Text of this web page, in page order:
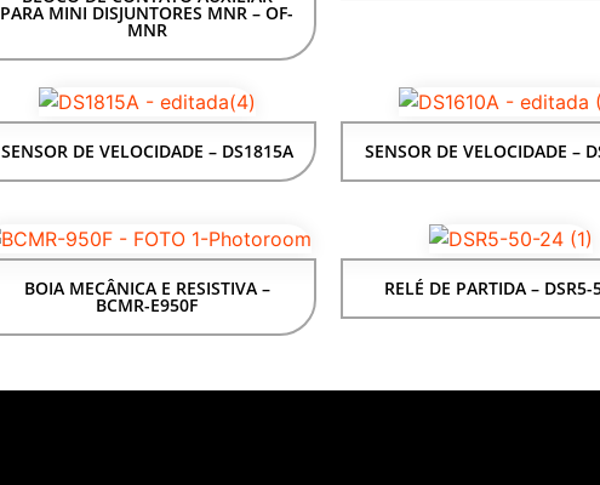
PARA MINI DISJUNTORES MNR – OF-
MNR
SENSOR DE VELOCIDADE – DS1815A SENSOR DE VELOCIDADE –
BOIA MECÂNICA E RESISTIVA –
BCMR-E950F
RELÉ DE PARTIDA –